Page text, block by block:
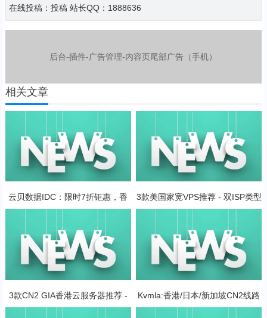
在线投稿： 投稿站长QQ：1888636
后台-插件-广告管理-内容页尾部广告（手机）
相关文章
云贝数据IDC：限时7折钜惠，香
港CN2GIA双向线路 补货上新
3款美国家宽VPS推荐 - 双ISP类型
原生IP
3款CN2 GIA香港云服务器推荐 -
Linux/Windows系统支持 - 价格便
Kvmla:香港/日本/新加坡CN2线路
vps8折优惠,独立服务器280